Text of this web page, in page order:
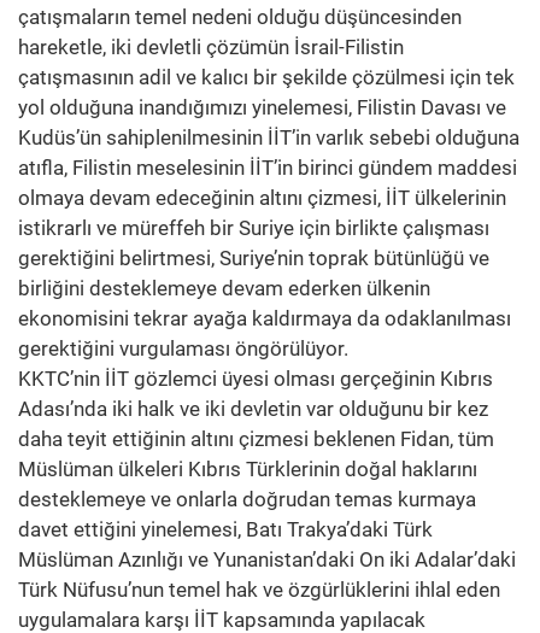
çatışmaların temel nedeni olduğu düşüncesinden
hareketle, iki devletli çözümün İsrail-Filistin
çatışmasının adil ve kalıcı bir şekilde çözülmesi için tek
yol olduğuna inandığımızı yinelemesi, Filistin Davası ve
Kudüs’ün sahiplenilmesinin İİT’in varlık sebebi olduğuna
atıfla, Filistin meselesinin İİT’in birinci gündem maddesi
olmaya devam edeceğinin altını çizmesi, İİT ülkelerinin
istikrarlı ve müreffeh bir Suriye için birlikte çalışması
gerektiğini belirtmesi, Suriye’nin toprak bütünlüğü ve
birliğini desteklemeye devam ederken ülkenin
ekonomisini tekrar ayağa kaldırmaya da odaklanılması
gerektiğini vurgulaması öngörülüyor.
KKTC’nin İİT gözlemci üyesi olması gerçeğinin Kıbrıs
Adası’nda iki halk ve iki devletin var olduğunu bir kez
daha teyit ettiğinin altını çizmesi beklenen Fidan, tüm
Müslüman ülkeleri Kıbrıs Türklerinin doğal haklarını
desteklemeye ve onlarla doğrudan temas kurmaya
davet ettiğini yinelemesi, Batı Trakya’daki Türk
Müslüman Azınlığı ve Yunanistan’daki On iki Adalar’daki
Türk Nüfusu’nun temel hak ve özgürlüklerini ihlal eden
uygulamalara karşı İİT kapsamında yapılacak